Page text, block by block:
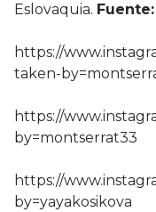
Eslovaquia.
https://
taken-
https://
by=montserrat33
https://
by=yayakosikova